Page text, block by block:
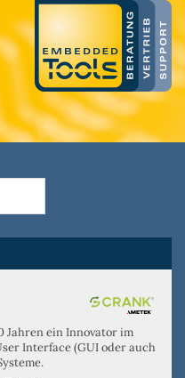
Jahren ein Innovator im
Interface (GUI oder auch